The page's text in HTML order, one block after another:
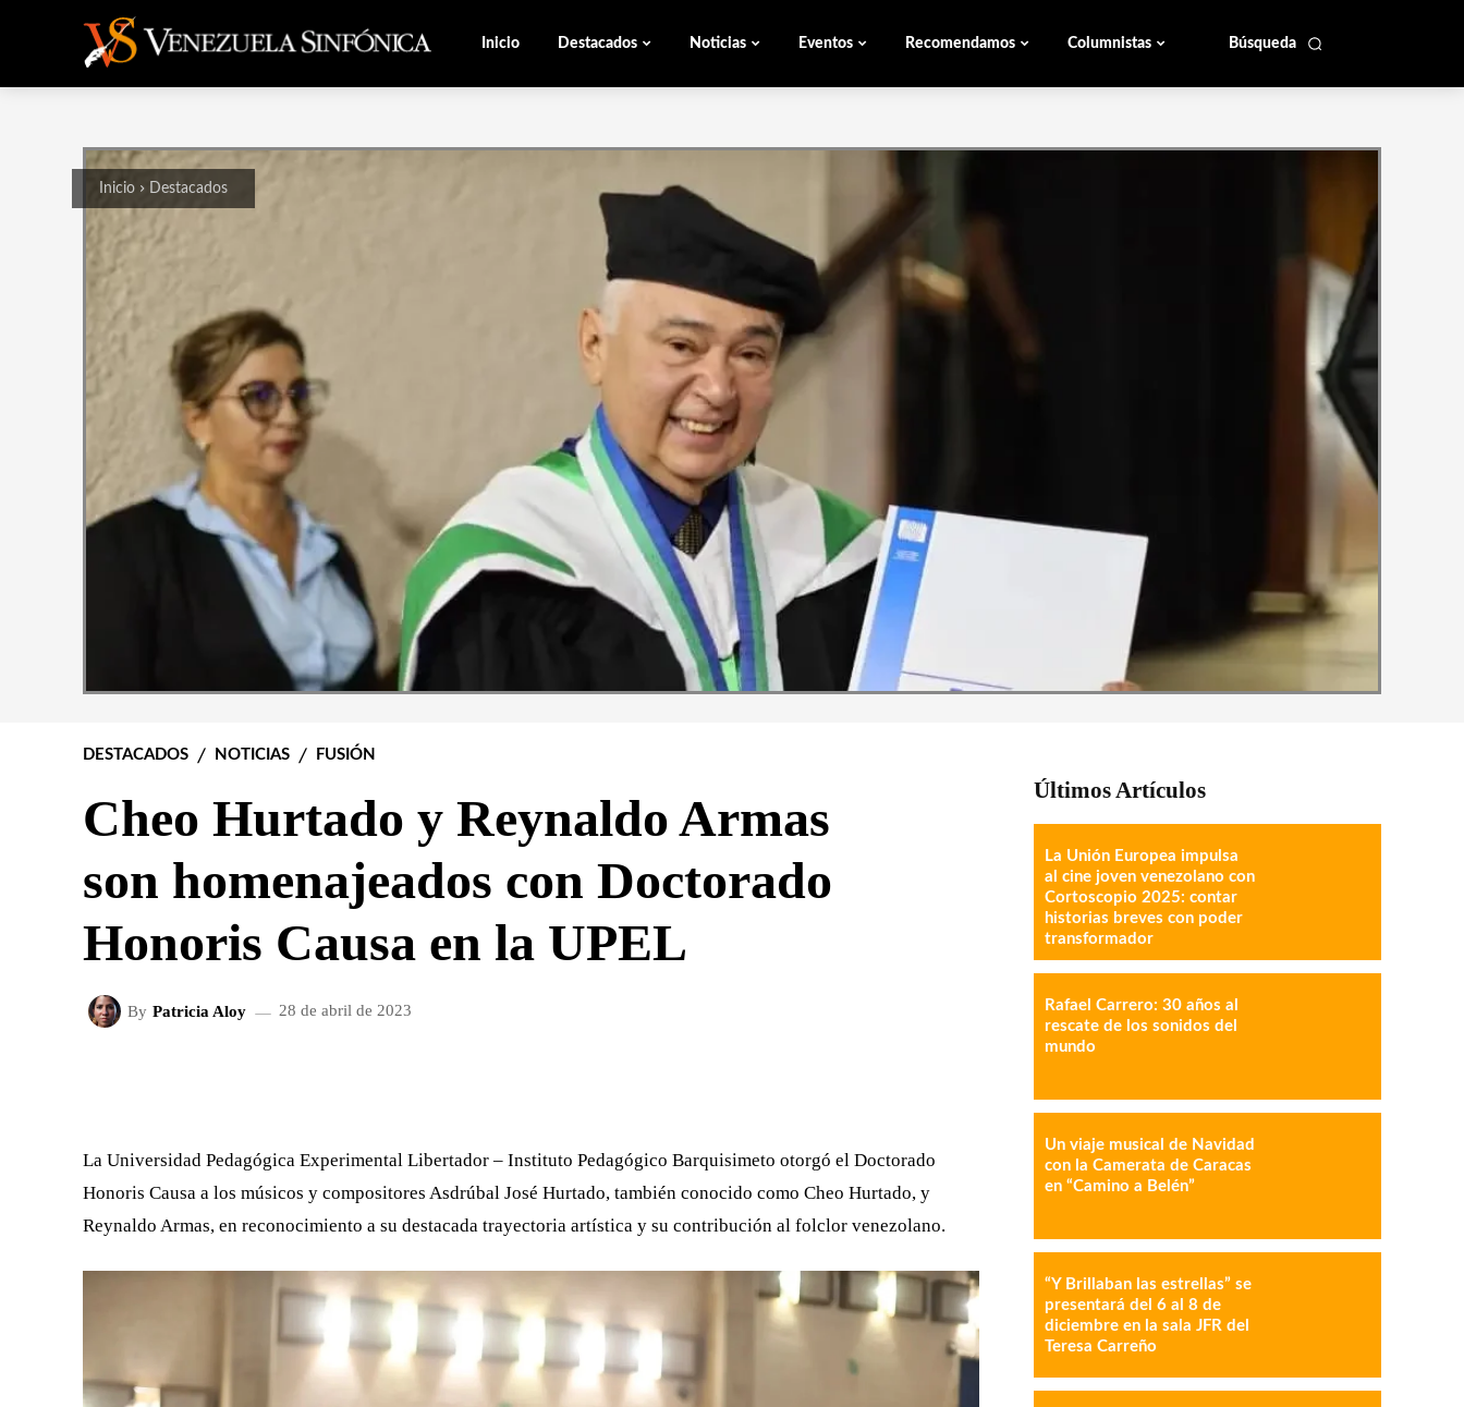
Búsqueda
Inicio Destacados Noticias Eventos Recomendamos Columnistas
Inicio Destacados
DESTACADOS NOTICIAS FUSIÓN
Cheo Hurtado y Reynaldo Armas
son homenajeados con Doctorado
Honoris Causa en la UPEL
By Patricia Aloy 28 de abril de 2023
La Universidad Pedagógica Experimental Libertador – Instituto Pedagógico Barquisimeto otorgó el Doctorado
Honoris Causa a los músicos y compositores Asdrúbal José Hurtado, también conocido como Cheo Hurtado, y
Reynaldo Armas, en reconocimiento a su destacada trayectoria artística y su contribución al folclor venezolano.
Últimos Artículos
La Unión Europea impulsa
al cine joven venezolano con
Cortoscopio 2025: contar
historias breves con poder
transformador
Rafael Carrero: 30 años al
rescate de los sonidos del
mundo
Un viaje musical de Navidad
con la Camerata de Caracas
en “Camino a Belén”
“Y Brillaban las estrellas” se
presentará del 6 al 8 de
diciembre en la sala JFR del
Teresa Carreño